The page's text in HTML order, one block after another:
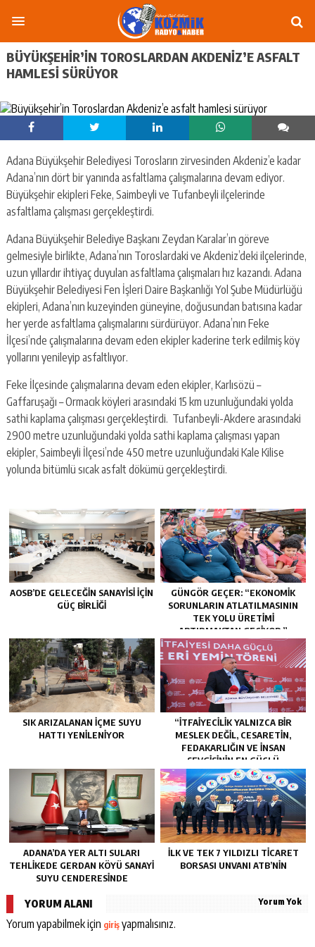
BÜYÜKŞEHIR’IN TOROSLARDAN AKDENIZ’E ASFALT
HAMLESI SÜRÜYOR
Adana Büyükşehir Belediyesi Torosların zirvesinden Akdeniz’e kadar
Adana’nın dört bir yanında asfaltlama çalışmalarına devam ediyor.
Büyükşehir ekipleri Feke, Saimbeyli ve Tufanbeyli ilçelerinde
asfaltlama çalışması gerçekleştirdi.
Adana Büyükşehir Belediye Başkanı Zeydan Karalar’ın göreve
gelmesiyle birlikte, Adana’nın Toroslardaki ve Akdeniz’deki ilçelerinde,
uzun yıllardır ihtiyaç duyulan asfaltlama çalışmaları hız kazandı. Adana
Büyükşehir Belediyesi Fen İşleri Daire Başkanlığı Yol Şube Müdürlüğü
ekipleri, Adana’nın kuzeyinden güneyine, doğusundan batısına kadar
her yerde asfaltlama çalışmalarını sürdürüyor. Adana’nın Feke
İlçesi’nde çalışmalarına devam eden ekipler kaderine terk edilmiş köy
yollarını yenileyip asfaltlıyor.
Feke İlçesinde çalışmalarına devam eden ekipler, Karlısözü –
Gaffaruşağı – Ormacık köyleri arasındaki 15 km uzunluğundaki yolda
sathi kaplama çalışması gerçekleştirdi. Tufanbeyli-Akdere arasındaki
2900 metre uzunluğundaki yolda sathi kaplama çalışması yapan
ekipler, Saimbeyli İlçesi’nde 450 metre uzunluğundaki Kale Kilise
yolunda bitümlü sıcak asfalt dökümü gerçekleştirdi.
AOSB’DE GELECEĞIN SANAYISI İÇIN
GÜÇ BIRLIĞI
GÜNGÖR GEÇER: “EKONOMIK
SORUNLARIN ATLATILMASININ
TEK YOLU ÜRETIMI
ARTIRMAKTAN GEÇIYOR.”
SIK ARIZALANAN IÇME SUYU
HATTI YENILENIYOR
“İTFAIYECILIK YALNIZCA BIR
MESLEK DEĞIL, CESARETIN,
FEDAKARLIĞIN VE INSAN
SEVGISININ EN GÜÇLÜ
TEMSILIDIR.”
ADANA’DA YER ALTI SULARI
TEHLİKEDE GERDAN KÖYÜ SANAYİ
SUYU CENDERESİNDE
İLK VE TEK 7 YILDIZLI TİCARET
BORSASI UNVANI ATB’NİN
YORUM ALANI Yorum Yok
Yorum yapabilmek için girişyapmalısınız.